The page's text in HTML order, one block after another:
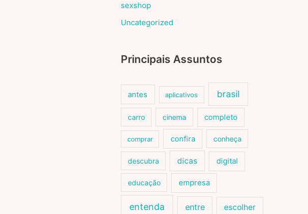
sexshop
Uncategorized
Principais Assuntos
antes aplicativos brasil
carro cinema completo
comprar confira conheça
descubra dicas digital
educação empresa
entenda entre escolher